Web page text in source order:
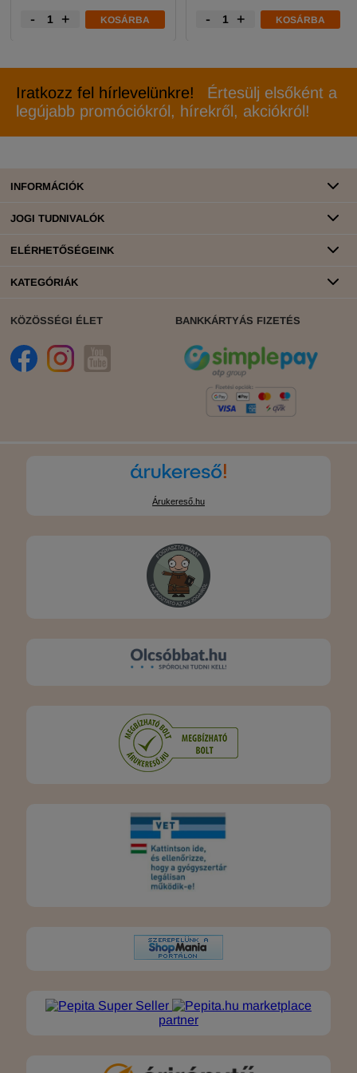
- + KOSÁRBA - + KOSÁRBA
Iratkozz fel hírlevelünkre!
Értesülj elsőként a
legújabb promóciókról, hírekről, akciókról!
INFORMÁCIÓK
JOGI TUDNIVALÓK
ELÉRHETŐSÉGEINK
KATEGÓRIÁK
KÖZÖSSÉGI ÉLET BANKKÁRTYÁS FIZETÉS
Árukereső.hu
marketplace
partner